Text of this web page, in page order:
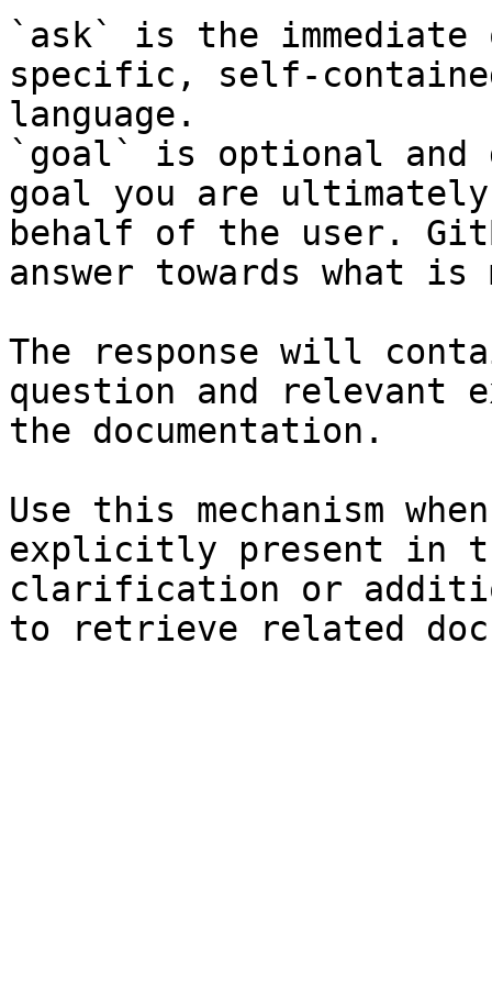
`ask` is the
specific, self-
language.
`goal` is optional and
goal you are
behalf of the user.
answer towards what
The response will
question and relevant
the documentation.
Use this mechanism
explicitly present in
clarification or